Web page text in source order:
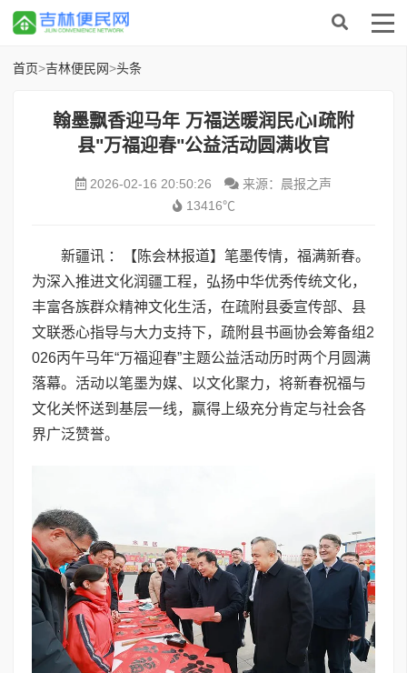
首页>吉林便民网>头条
翰墨飘香迎马年 万福送暖润民心I疏附
县"万福迎春"公益活动圆满收官
2026-02-16 20:50:26
来源：晨报之声
13416℃
新疆讯 ：【陈会林报道】笔墨传情，福满新春。
为深入推进文化润疆工程，弘扬中华优秀传统文化，
丰富各族群众精神文化生活，在疏附县委宣传部、县
文联悉心指导与大力支持下，疏附县书画协会筹备组2
026丙午马年“万福迎春”主题公益活动历时两个月圆满
落幕。活动以笔墨为媒、以文化聚力，将新春祝福与
文化关怀送到基层一线，赢得上级充分肯定与社会各
界广泛赞誉。